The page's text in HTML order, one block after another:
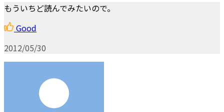
もういちど読んでみたいので。
Good
2012/05/30